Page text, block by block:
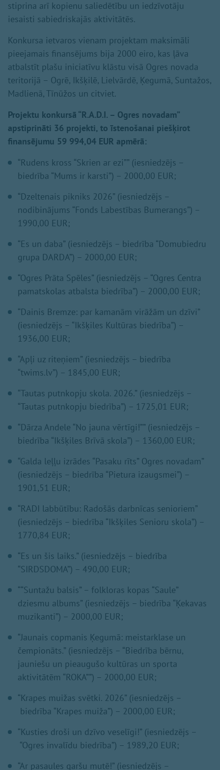
stiprina arī kopienu saliedētību un iedzīvotāju
iesaisti sabiedriskajās aktivitātēs.
Konkursa ietvaros vienam projektam maksimāli
pieejamais finansējums bija 2000 eiro, kas ļāva
atbalstīt plašu iniciatīvu klāstu visā Ogres novada
teritorijā – Ogrē, Ikšķilē, Lielvārdē, Ķegumā, Suntažos,
Madlienā, Tīnūžos un citviet.
Projektu konkursā “R.A.D.I. – Ogres novadam”
apstiprināti 36 projekti, to īstenošanai piešķirot
finansējumu 59 994,04 EUR apmērā:
“Rudens kross “Skrien ar ezi”” (iesniedzējs –
biedrība “Mums ir karsti”) – 2000,00 EUR;
“Dzeltenais pikniks 2026” (iesniedzējs –
nodibinājums “Fonds Labestības Bumerangs”) –
1990,00 EUR;
“Es un daba” (iesniedzējs – biedrība “Domubiedru
grupa DARDA”) – 2000,00 EUR;
“Ogres Prāta Spēles” (iesniedzējs – “Ogres Centra
pamatskolas atbalsta biedrība”) – 2000,00 EUR;
“Dainis Bremze: par kamanām virāžām un dzīvi”
(iesniedzējs – “Ikšķiles Kultūras biedrība”) –
1936,00 EUR;
“Apļi uz riteņiem” (iesniedzējs – biedrība
“twims.lv”) – 1845,00 EUR;
“Tautas putnkopju skola. 2026.” (iesniedzējs –
“Tautas putnkopju biedrība”) – 1725,01 EUR;
“Dārza Andele “No jauna vērtīgi!”” (iesniedzējs –
biedrība “Ikšķiles Brīvā skola”) – 1360,00 EUR;
“Galda leļļu izrādes “Pasaku rīts” Ogres novadam”
(iesniedzējs – biedrība “Pietura izaugsmei”) –
1901,51 EUR;
“RADI labbūtību: Radošās darbnīcas senioriem”
(iesniedzējs – biedrība “Ikšķiles Senioru skola”) –
1770,84 EUR;
“Es un šis laiks.” (iesniedzējs – biedrība
“SIRDSDOMA”) – 490,00 EUR;
““Suntažu balsis” – folkloras kopas “Saule”
dziesmu albums” (iesniedzējs – biedrība “Ķekavas
muzikanti”) – 2000,00 EUR;
“Jaunais copmanis Ķegumā: meistarklase un
čempionāts.” (iesniedzējs – “Biedrība bērnu,
jauniešu un pieaugušo kultūras un sporta
aktivitātēm “ROKA””) – 2000,00 EUR;
“Krapes muižas svētki. 2026” (iesniedzējs –
biedrība “Krapes muiža”) – 2000,00 EUR;
“Kusties droši un dzīvo veselīgi!” (iesniedzējs –
“Ogres invalīdu biedrība”) – 1989,20 EUR;
“Ar pasaules garšu mutē!” (iesniedzējs –